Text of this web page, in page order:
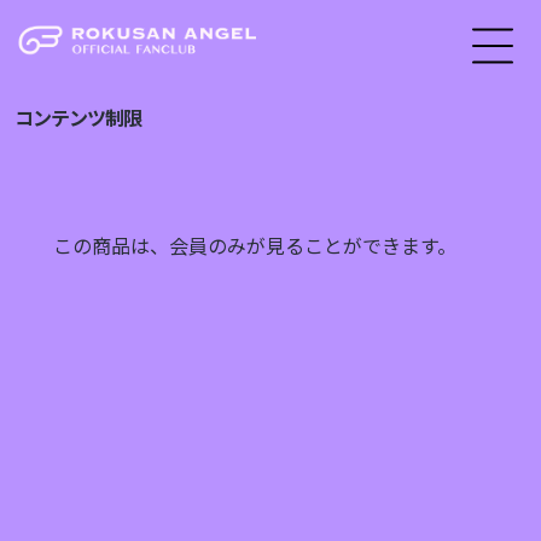
コンテンツ制限
この商品は、会員のみが見ることができます。